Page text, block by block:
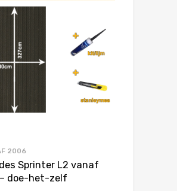
2006
Sprinter L2 vanaf
doe-het-zelf